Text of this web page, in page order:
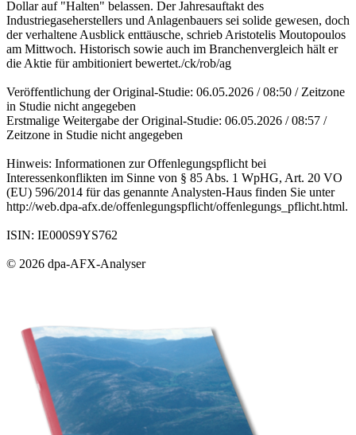
Dollar auf "Halten" belassen. Der Jahresauftakt des
Industriegaseherstellers und Anlagenbauers sei solide gewesen, doch
der verhaltene Ausblick enttäusche, schrieb Aristotelis Moutopoulos
am Mittwoch. Historisch sowie auch im Branchenvergleich hält er
die Aktie für ambitioniert bewertet./ck/rob/ag
Veröffentlichung der Original-Studie: 06.05.2026 / 08:50 / Zeitzone
in Studie nicht angegeben
Erstmalige Weitergabe der Original-Studie: 06.05.2026 / 08:57 /
Zeitzone in Studie nicht angegeben
Hinweis: Informationen zur Offenlegungspflicht bei
Interessenkonflikten im Sinne von § 85 Abs. 1 WpHG, Art. 20 VO
(EU) 596/2014 für das genannte Analysten-Haus finden Sie unter
http://web.dpa-afx.de/offenlegungspflicht/offenlegungs_pflicht.html.
ISIN: IE000S9YS762
© 2026 dpa-AFX-Analyser